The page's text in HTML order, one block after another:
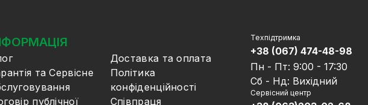
Доставка та оплата
та Сервісне
Політика
конфіденційності
публічної
Співпраця
Техпідтримка
+38 (067) 474-48-98
Пн - Пт: 9:00 - 17:30
Сб - Нд: Вихідний
Сервісний центр